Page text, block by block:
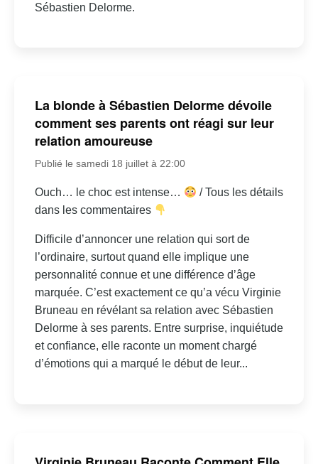
Sébastien Delorme.
La blonde à Sébastien Delorme dévoile
comment ses parents ont réagi sur leur
relation amoureuse
Publié le samedi 18 juillet à 22:00
Ouch… le choc est intense…
/ Tous les détails
dans les commentaires
Difficile d’annoncer une relation qui sort de
l’ordinaire, surtout quand elle implique une
personnalité connue et une différence d’âge
marquée. C’est exactement ce qu’a vécu Virginie
Bruneau en révélant sa relation avec Sébastien
Delorme à ses parents. Entre surprise, inquiétude
et confiance, elle raconte un moment chargé
d’émotions qui a marqué le début de leur...